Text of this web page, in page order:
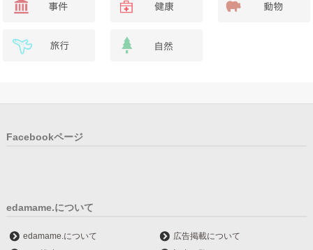
Facebookページ
edamame.について
edamame.について
広告掲載について